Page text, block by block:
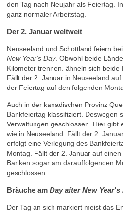
den Tag nach Neujahr als Feiertag.
ganz normaler Arbeitstag.
Der 2. Januar weltweit
Neuseeland und Schottland feiern
New Year's Day. Obwohl beide
Kilometer trennen, ähneln sich beide
Fällt der 2. Januar in Neuseeland
der Feiertag auf den folgenden
Auch in der kanadischen Provinz
Bankfeiertag klassifiziert. Deswegen
Verwaltungen geschlossen. Hier gibt
wie in Neuseeland: Fällt der 2.
erfolgt eine Verlegung des
Montag. Fällt der 2. Januar auf
Banken sogar am darauffolgenden
geschlossen.
Bräuche amDay after New Year's
Der Tag an sich markiert meist das